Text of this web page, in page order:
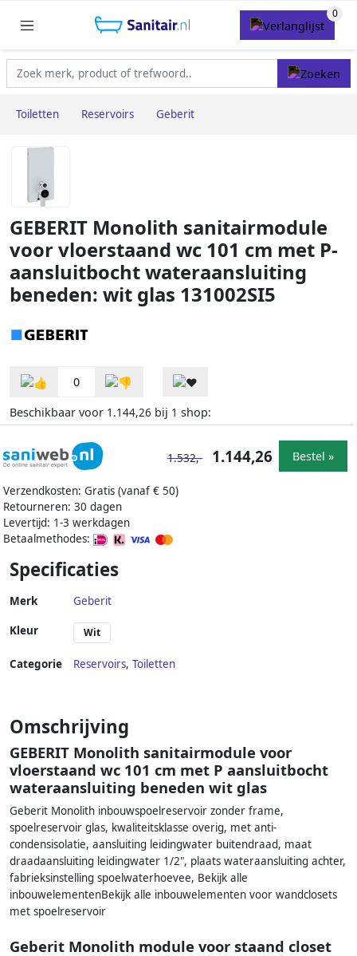
Toiletten Reservoirs Geberit
GEBERIT Monolith sanitairmodule
voor vloerstaand wc 101 cm met P-
aansluitbocht wateraansluiting
beneden: wit glas 131002SI5
0
Beschikbaar voor 1.144,26 bij 1 shop:
Verzendkosten: Gratis (vanaf € 50)
Retourneren: 30 dagen
Levertijd: 1-3 werkdagen
Betaalmethodes:
1.532,- 1.144,26 Bestel »
Specificaties
Merk Geberit
Kleur Wit
Categorie Reservoirs, Toiletten
Omschrijving
GEBERIT Monolith sanitairmodule voor
vloerstaand wc 101 cm met P aansluitbocht
wateraansluiting beneden wit glas
Geberit Monolith inbouwspoelreservoir zonder frame,
spoelreservoir glas, kwaliteitsklasse overig, met anti-
condensisolatie, aansluiting leidingwater buitendraad, maat
draadaansluiting leidingwater 1/2", plaats wateraansluiting achter,
fabrieksinstelling spoelwaterhoevee, Bekijk alle
inbouwelementenBekijk alle inbouwelementen voor wandclosets
met spoelreservoir
Geberit Monolith module voor staand closet